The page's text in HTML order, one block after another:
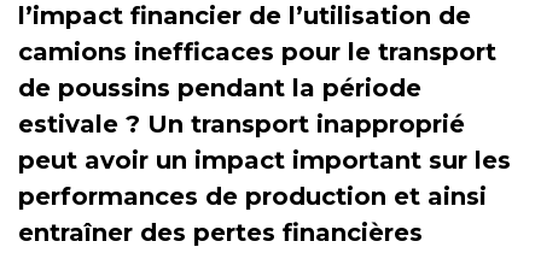
l’impact financier de l’utilisation de
camions inefficaces pour le transport
de poussins pendant la période
estivale ? Un transport inapproprié
peut avoir un impact important sur les
performances de production et ainsi
entraîner des pertes financières